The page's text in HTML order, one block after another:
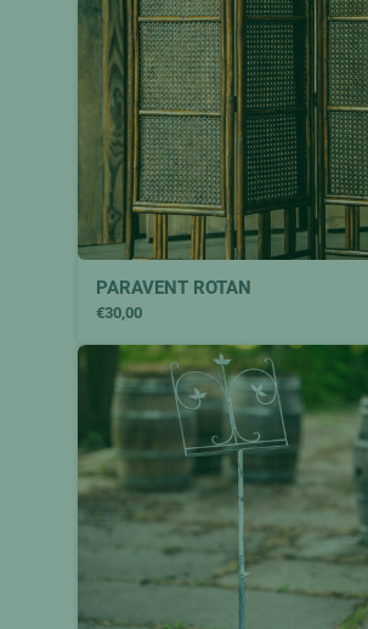
PARAVENT ROTAN
€30,00